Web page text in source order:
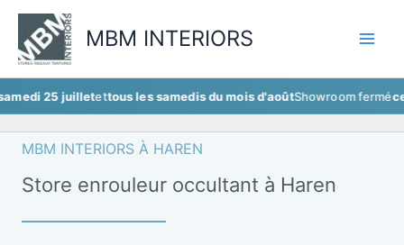
Aller
contenu
MBM INTERIORS
juillet ettous les samedis du mois d'aoûtShowroom ferméce
MBM INTERIORS À HAREN
Store enrouleur occultant à Haren